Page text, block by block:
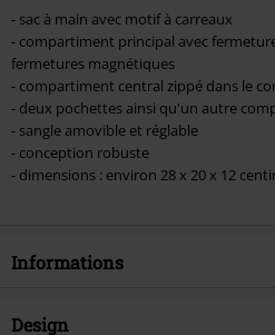
- sac à main avec motif à carreaux
- compartiment principal avec
fermetures magnétiques
- compartiment central zippé dans le
- deux pochettes ainsi qu'un autre
- sangle amovible et réglable
- conception robuste
- dimensions : environ 28 x 20 x 12
Informations
Article n°.
Design